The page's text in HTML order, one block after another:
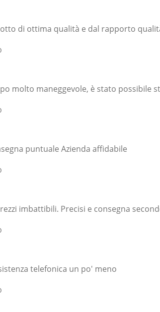
di ottima qualità e dal rapporto
molto maneggevole, è stato possibile
puntuale Azienda affidabile
imbattibili. Precisi e consegna
telefonica un po' meno